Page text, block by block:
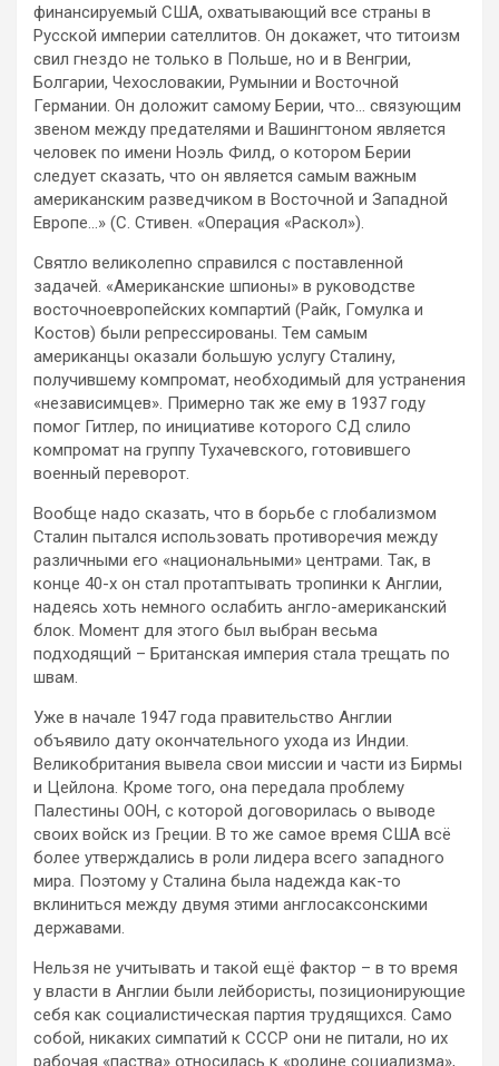
финансируемый США, охватывающий все страны в
Русской империи сателлитов. Он докажет, что титоизм
свил гнездо не только в Польше, но и в Венгрии,
Болгарии, Чехословакии, Румынии и Восточной
Германии. Он доложит самому Берии, что… связующим
звеном между предателями и Вашингтоном является
человек по имени Ноэль Филд, о котором Берии
следует сказать, что он является самым важным
американским разведчиком в Восточной и Западной
Европе…» (С. Стивен. «Операция «Раскол»).
Святло великолепно справился с поставленной
задачей. «Американские шпионы» в руководстве
восточноевропейских компартий (Райк, Гомулка и
Костов) были репрессированы. Тем самым
американцы оказали большую услугу Сталину,
получившему компромат, необходимый для устранения
«независимцев». Примерно так же ему в 1937 году
помог Гитлер, по инициативе которого СД слило
компромат на группу Тухачевского, готовившего
военный переворот.
Вообще надо сказать, что в борьбе с глобализмом
Сталин пытался использовать противоречия между
различными его «национальными» центрами. Так, в
конце 40-х он стал протаптывать тропинки к Англии,
надеясь хоть немного ослабить англо-американский
блок. Момент для этого был выбран весьма
подходящий – Британская империя стала трещать по
швам.
Уже в начале 1947 года правительство Англии
объявило дату окончательного ухода из Индии.
Великобритания вывела свои миссии и части из Бирмы
и Цейлона. Кроме того, она передала проблему
Палестины ООН, с которой договорилась о выводе
своих войск из Греции. В то же самое время США всё
более утверждались в роли лидера всего западного
мира. Поэтому у Сталина была надежда как-то
вклиниться между двумя этими англосаксонскими
державами.
Нельзя не учитывать и такой ещё фактор – в то время
у власти в Англии были лейбористы, позиционирующие
себя как социалистическая партия трудящихся. Само
собой, никаких симпатий к СССР они не питали, но их
рабочая «паства» относилась к «родине социализма»,